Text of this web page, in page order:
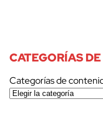
CATEGORÍAS
Categorías de